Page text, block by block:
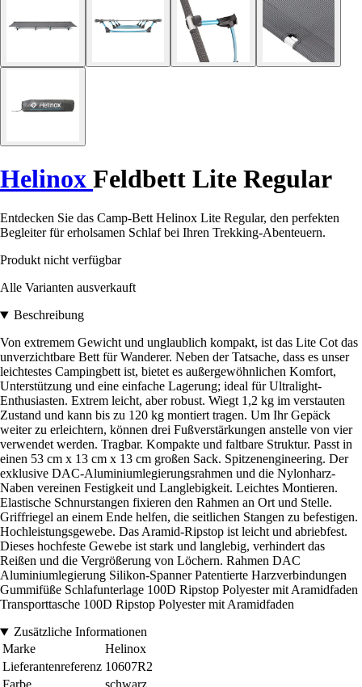
Helinox Feldbett Lite Regular
Entdecken Sie das Camp-Bett Helinox Lite Regular, den perfekten
Begleiter für erholsamen Schlaf bei Ihren Trekking-Abenteuern.
Produkt nicht verfügbar
Alle Varianten ausverkauft
Beschreibung
Von extremem Gewicht und unglaublich kompakt, ist das Lite Cot das
unverzichtbare Bett für Wanderer. Neben der Tatsache, dass es unser
leichtestes Campingbett ist, bietet es außergewöhnlichen Komfort,
Unterstützung und eine einfache Lagerung; ideal für Ultralight-
Enthusiasten. Extrem leicht, aber robust. Wiegt 1,2 kg im verstauten
Zustand und kann bis zu 120 kg montiert tragen. Um Ihr Gepäck
weiter zu erleichtern, können drei Fußverstärkungen anstelle von vier
verwendet werden. Tragbar. Kompakte und faltbare Struktur. Passt in
einen 53 cm x 13 cm x 13 cm großen Sack. Spitzenengineering. Der
exklusive DAC-Aluminiumlegierungsrahmen und die Nylonharz-
Naben vereinen Festigkeit und Langlebigkeit. Leichtes Montieren.
Elastische Schnurstangen fixieren den Rahmen an Ort und Stelle.
Griffriegel an einem Ende helfen, die seitlichen Stangen zu befestigen.
Hochleistungsgewebe. Das Aramid-Ripstop ist leicht und abriebfest.
Dieses hochfeste Gewebe ist stark und langlebig, verhindert das
Reißen und die Vergrößerung von Löchern. Rahmen DAC
Aluminiumlegierung Silikon-Spanner Patentierte Harzverbindungen
Gummifüße Schlafunterlage 100D Ripstop Polyester mit Aramidfaden
Transporttasche 100D Ripstop Polyester mit Aramidfaden
Zusätzliche Informationen
Marke
Helinox
Lieferantenreferenz 10607R2